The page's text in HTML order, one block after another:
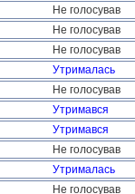
Не голосував
Не голосував
Не голосував
Утрималась
Не голосував
Утримався
Утримався
Не голосував
Утрималась
Не голосував